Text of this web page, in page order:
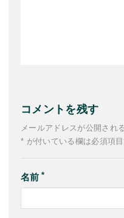
コメントを残す
メールアドレスが公開され
* が付いている欄は必須項
名前